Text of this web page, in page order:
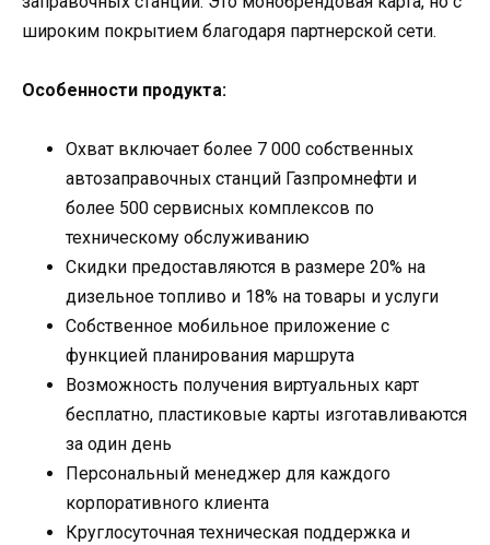
широким покрытием благодаря партнерской сети.
Особенности продукта:
Охват включает более 7 000 собственных
автозаправочных станций Газпромнефти и
более 500 сервисных комплексов по
техническому обслуживанию
Скидки предоставляются в размере 20% на
дизельное топливо и 18% на товары и услуги
Собственное мобильное приложение с
функцией планирования маршрута
Возможность получения виртуальных карт
бесплатно, пластиковые карты изготавливаются
за один день
Персональный менеджер для каждого
корпоративного клиента
Круглосуточная техническая поддержка и